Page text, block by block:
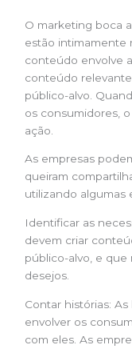
O marketing boca
estão intimamente
conteúdo envolve
conteúdo
público-alvo.
os consumidores,
ação.
As empresas
queiram
utilizando algumas
Identificar as
devem criar
público-alvo, e que
desejos.
Contar histórias:
envolver os
com eles. As